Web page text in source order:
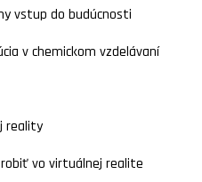
vstup do budúcnosti
v chemickom vzdelávaní
reality
robiť vo virtuálnej realite